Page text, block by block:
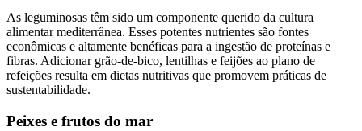
As leguminosas têm sido um componente querido da cultura
alimentar mediterrânea. Esses potentes nutrientes são fontes
econômicas e altamente benéficas para a ingestão de proteínas e
fibras. Adicionar grão-de-bico, lentilhas e feijões ao plano de
refeições resulta em dietas nutritivas que promovem práticas de
sustentabilidade.
Peixes e frutos do mar